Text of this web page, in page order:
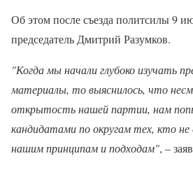
Об этом после съезда политсилы 9
председатель Дмитрий Разумков.
"Когда мы начали глубоко изучать
материалы, то выяснилось, что
открытость нашей партии, нам
кандидатами по округам тех, кто
нашим принципам и подходам", –